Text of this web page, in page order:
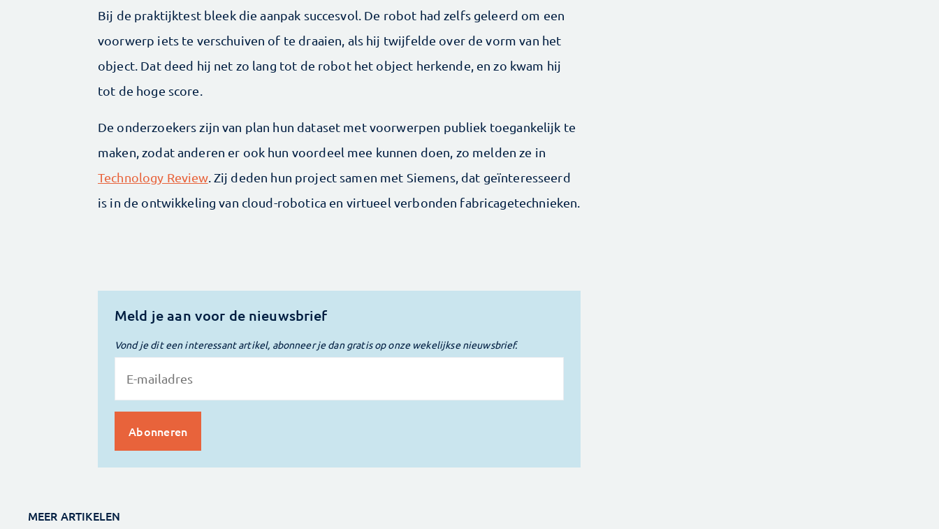
Bij de praktijktest bleek die aanpak succesvol. De robot had zelfs geleerd om een
voorwerp iets te verschuiven of te draaien, als hij twijfelde over de vorm van het
object. Dat deed hij net zo lang tot de robot het object herkende, en zo kwam hij
tot de hoge score.
De onderzoekers zijn van plan hun dataset met voorwerpen publiek toegankelijk te
maken, zodat anderen er ook hun voordeel mee kunnen doen, zo melden ze in
Technology Review. Zij deden hun project samen met Siemens, dat geïnteresseerd
is in de ontwikkeling van cloud-robotica en virtueel verbonden fabricagetechnieken.
Meld je aan voor de nieuwsbrief
Vond je dit een interessant artikel, abonneer je dan gratis op onze wekelijkse nieuwsbrief.
MEER ARTIKELEN